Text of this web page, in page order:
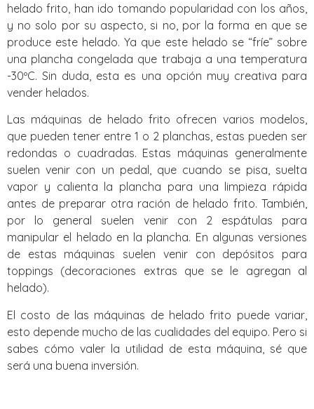
helado frito, han ido tomando popularidad con los años,
y no solo por su aspecto, si no, por la forma en que se
produce este helado. Ya que este helado se “fríe” sobre
una plancha congelada que trabaja a una temperatura
-30ºC. Sin duda, esta es una opción muy creativa para
vender helados.
Las máquinas de helado frito ofrecen varios modelos,
que pueden tener entre 1 o 2 planchas, estas pueden ser
redondas o cuadradas. Estas máquinas generalmente
suelen venir con un pedal, que cuando se pisa, suelta
vapor y calienta la plancha para una limpieza rápida
antes de preparar otra ración de helado frito. También,
por lo general suelen venir con 2 espátulas para
manipular el helado en la plancha. En algunas versiones
de estas máquinas suelen venir con depósitos para
toppings (decoraciones extras que se le agregan al
helado).
El costo de las máquinas de helado frito puede variar,
esto depende mucho de las cualidades del equipo. Pero si
sabes cómo valer la utilidad de esta máquina, sé que
será una buena inversión.